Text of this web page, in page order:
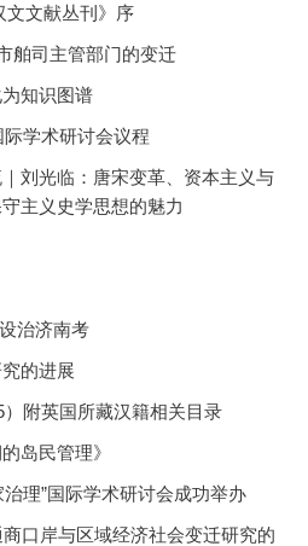
文文献丛刊》序
舶司主管部门的变迁
知识图谱
学术研讨会议程
刘光临：唐宋变革、资本主义与
主义史学思想的魅力
治济南考
的进展
附英国所藏汉籍相关目录
岛民管理》
理”国际学术研讨会成功举办
口岸与区域经济社会变迁研究的